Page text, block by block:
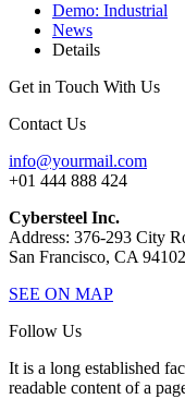
Demo: Industrial
News
Details
Get in Touch With Us
Contact Us
info@yourmail.com
+01 444 888 424
Cybersteel Inc.
Address: 376-293 City
San Francisco, CA 94102
SEE ON MAP
Follow Us
It is a long established
readable content of a